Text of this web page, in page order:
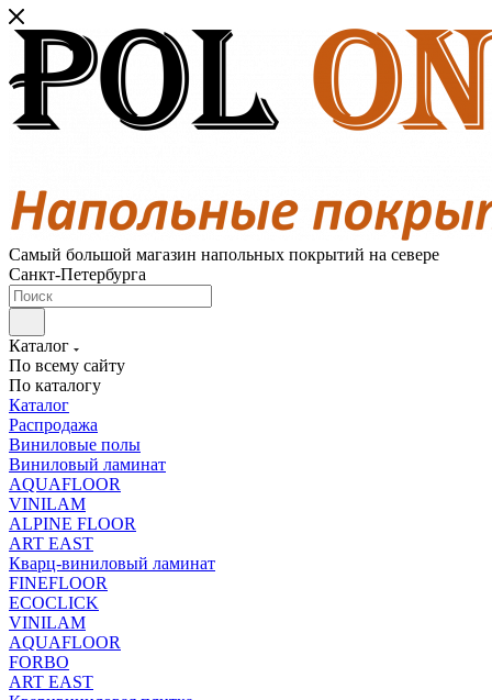
Самый большой магазин напольных покрытий на севере
Санкт-Петербурга
Каталог
По всему сайту
По каталогу
Каталог
Распродажа
Виниловые полы
Виниловый ламинат
AQUAFLOOR
VINILAM
ALPINE FLOOR
ART EAST
Кварц-виниловый ламинат
FINEFLOOR
ECOCLICK
VINILAM
AQUAFLOOR
FORBO
ART EAST